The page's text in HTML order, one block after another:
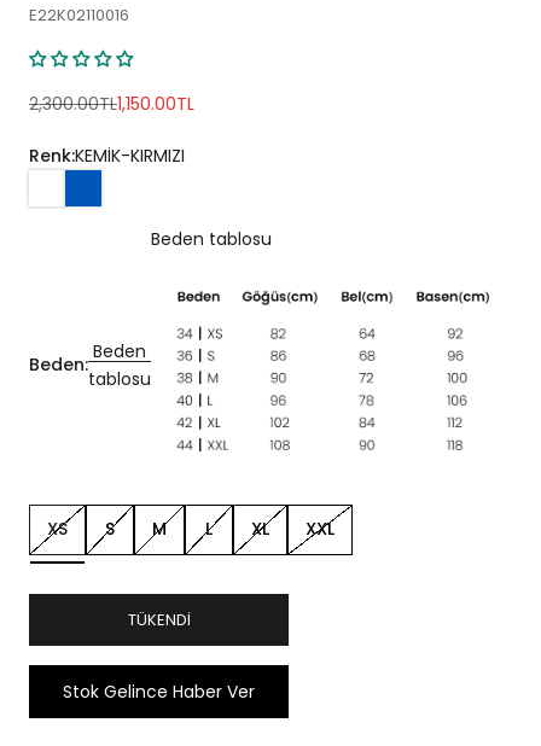
E22K02110016
Normal fiyat
2,300.00TLİndirimli fiyat
1,150.00TL
Renk:KEMİK-KIRMIZI
Beden:
Beden
tablosu
Beden tablosu
XS S M L XL XXL
TÜKENDI
Stok Gelince Haber Ver